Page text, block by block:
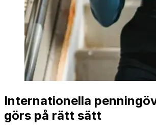
Internationella
görs på rätt sätt